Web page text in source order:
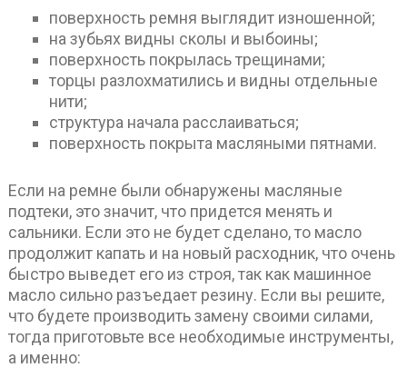
поверхность ремня выглядит изношенной;
на зубьях видны сколы и выбоины;
поверхность покрылась трещинами;
торцы разлохматились и видны отдельные
нити;
структура начала расслаиваться;
поверхность покрыта масляными пятнами.
Если на ремне были обнаружены масляные
подтеки, это значит, что придется менять и
сальники. Если это не будет сделано, то масло
продолжит капать и на новый расходник, что очень
быстро выведет его из строя, так как машинное
масло сильно разъедает резину. Если вы решите,
что будете производить замену своими силами,
тогда приготовьте все необходимые инструменты,
а именно: